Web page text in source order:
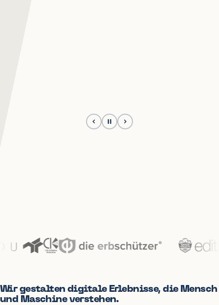
Wir gestalten digitale Erlebnisse, die Mensch
und Maschine verstehen.